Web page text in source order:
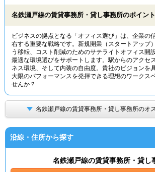
物件特集から
TOP
名鉄瀬戸線の賃貸事務所・貸し事務所のポイント
ビジネスの拠点となる「オフィス選び」は、企業の
右する重要な戦略です。新規開業（スタートアップ
う移転、コスト削減のためのサテライトオフィス開
最適な環境選びをサポートします。駅からのアクセ
ネス環境、そして内装の自由度。貴社のビジョンを
大限のパフォーマンスを発揮できる理想のワークス
せんか？
名鉄瀬戸線の賃貸事務所・貸し事務所のオ
沿線・住所から探す
名鉄瀬戸線の賃貸事務所・貸し